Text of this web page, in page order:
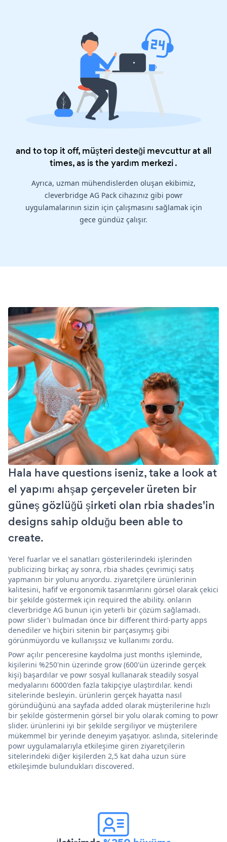
and to top it off, müşteri desteği mevcuttur at all
times, as is theyardım merkezi.
Ayrıca, uzman mühendislerden oluşan ekibimiz,
cleverbridge AG Pack cihazınız gibi powr
uygulamalarının sizin için çalışmasını sağlamak için
gece gündüz çalışır.
Hala have questions iseniz, take a look at
el yapımı ahşap çerçeveler üreten bir
güneş gözlüğü şirketi olan rbia shades'in
designs sahip olduğu been able to
create.
Yerel fuarlar ve el sanatları gösterilerindeki işlerinden
publicizing birkaç ay sonra, rbia shades çevrimiçi satış
yapmanın bir yolunu arıyordu. ziyaretçilere ürünlerinin
kalitesini, hafif ve ergonomik tasarımlarını görsel olarak çekici
bir şekilde göstermek için required the ability. onların
cleverbridge AG bunun için yeterli bir çözüm sağlamadı.
powr slider'ı bulmadan önce bir different third-party apps
denediler ve hiçbiri sitenin bir parçasıymış gibi
görünmüyordu ve kullanışsız ve kullanımı zordu.
Powr açılır penceresine kaydolma just months işleminde,
kişilerini %250'nin üzerinde grow (600'ün üzerinde gerçek
kişi) başardılar ve powr sosyal kullanarak steadily sosyal
medyalarını 6000'den fazla takipçiye ulaştırdılar. kendi
sitelerinde besleyin. ürünlerin gerçek hayatta nasıl
göründüğünü ana sayfada added olarak müşterilerine hızlı
bir şekilde göstermenin görsel bir yolu olarak coming to powr
slider. ürünlerini iyi bir şekilde sergiliyor ve müşterilere
mükemmel bir yerinde deneyim yaşatıyor. aslında, sitelerinde
powr uygulamalarıyla etkileşime giren ziyaretçilerin
sitelerindeki diğer kişilerden 2,5 kat daha uzun süre
etkileşimde bulundukları discovered.